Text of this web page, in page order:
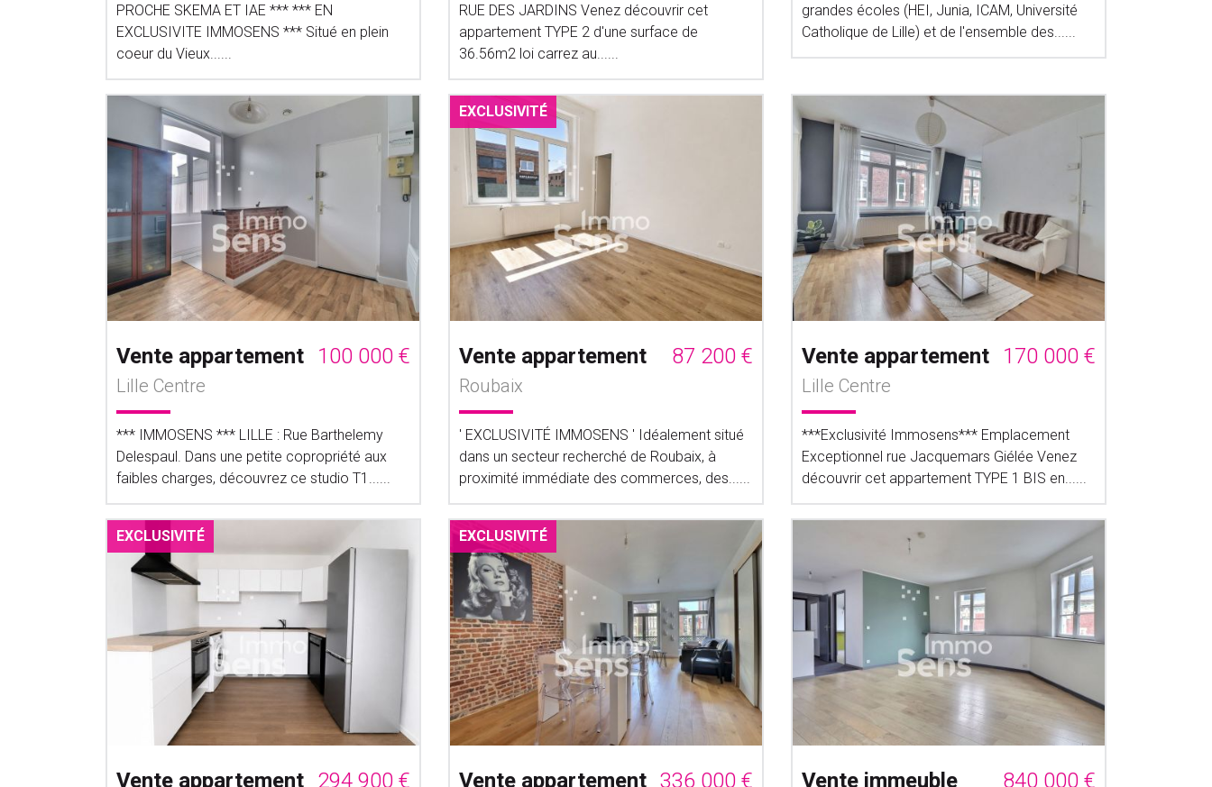
PROCHE SKEMA ET IAE *** *** EN
EXCLUSIVITE IMMOSENS *** Situé en plein
coeur du Vieux......
RUE DES JARDINS Venez découvrir cet
appartement TYPE 2 d'une surface de
36.56m2 loi carrez au......
grandes écoles (HEI, Junia, ICAM, Université
Catholique de Lille) et de l'ensemble des......
Vente appartement 100 000 €
Lille Centre
*** IMMOSENS *** LILLE : Rue Barthelemy
Delespaul. Dans une petite copropriété aux
faibles charges, découvrez ce studio T1......
EXCLUSIVITÉ
Vente appartement 87 200 €
Roubaix
' EXCLUSIVITÉ IMMOSENS ' Idéalement situé
dans un secteur recherché de Roubaix, à
proximité immédiate des commerces, des......
Vente appartement 170 000 €
Lille Centre
***Exclusivité Immosens*** Emplacement
Exceptionnel rue Jacquemars Giélée Venez
découvrir cet appartement TYPE 1 BIS en......
EXCLUSIVITÉ
Vente appartement 294 900 €
EXCLUSIVITÉ
Vente appartement 336 000 € Vente immeuble 840 000 €